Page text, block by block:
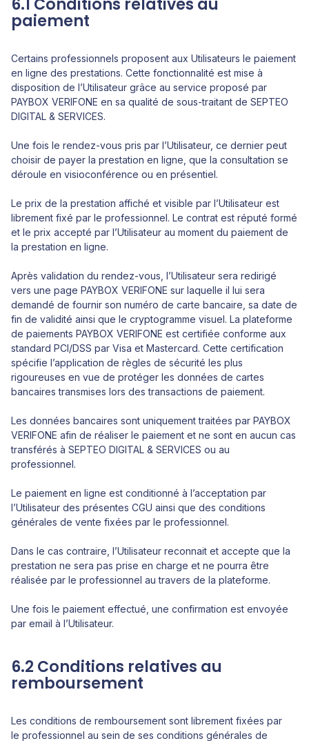
6.1 Conditions relatives au
paiement
Certains professionnels proposent aux Utilisateurs le paiement
en ligne des prestations. Cette fonctionnalité est mise à
disposition de l’Utilisateur grâce au service proposé par
PAYBOX VERIFONE en sa qualité de sous-traitant de SEPTEO
DIGITAL & SERVICES.
Une fois le rendez-vous pris par l’Utilisateur, ce dernier peut
choisir de payer la prestation en ligne, que la consultation se
déroule en visioconférence ou en présentiel.
Le prix de la prestation affiché et visible par l’Utilisateur est
librement fixé par le professionnel. Le contrat est réputé formé
et le prix accepté par l’Utilisateur au moment du paiement de
la prestation en ligne.
Après validation du rendez-vous, l’Utilisateur sera redirigé
vers une page PAYBOX VERIFONE sur laquelle il lui sera
demandé de fournir son numéro de carte bancaire, sa date de
fin de validité ainsi que le cryptogramme visuel. La plateforme
de paiements PAYBOX VERIFONE est certifiée conforme aux
standard PCI/DSS par Visa et Mastercard. Cette certification
spécifie l’application de règles de sécurité les plus
rigoureuses en vue de protéger les données de cartes
bancaires transmises lors des transactions de paiement.
Les données bancaires sont uniquement traitées par PAYBOX
VERIFONE afin de réaliser le paiement et ne sont en aucun cas
transférés à SEPTEO DIGITAL & SERVICES ou au
professionnel.
Le paiement en ligne est conditionné à l’acceptation par
l’Utilisateur des présentes CGU ainsi que des conditions
générales de vente fixées par le professionnel.
Dans le cas contraire, l’Utilisateur reconnait et accepte que la
prestation ne sera pas prise en charge et ne pourra être
réalisée par le professionnel au travers de la plateforme.
Une fois le paiement effectué, une confirmation est envoyée
par email à l’Utilisateur.
6.2 Conditions relatives au
remboursement
Les conditions de remboursement sont librement fixées par
le professionnel au sein de ses conditions générales de